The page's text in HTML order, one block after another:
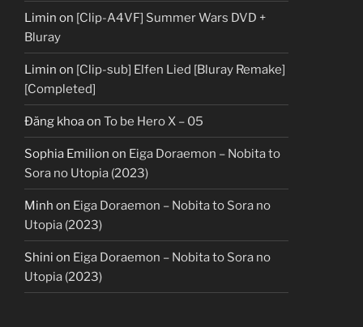
Limin on [Clip-A4VF] Summer Wars DVD +
Bluray
Limin on [Clip-sub] Elfen Lied [Bluray Remake]
[Completed]
Đăng khoaon To be Hero X – 05
Sophia Emilion on Eiga Doraemon – Nobita to
Sora no Utopia (2023)
Minh on Eiga Doraemon – Nobita to Sora no
Utopia (2023)
Shini on Eiga Doraemon – Nobita to Sora no
Utopia (2023)